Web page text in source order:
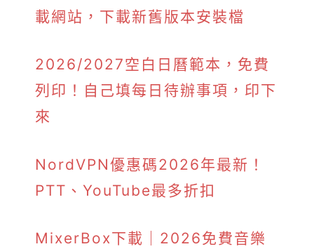
載網站，下載新舊版本安裝檔
2026/2027空白日曆範本，免費
列印！自己填每日待辦事項，印下
來
NordVPN優惠碼2026年最新！
PTT、YouTube最多折扣
MixerBox下載｜2026免費音樂